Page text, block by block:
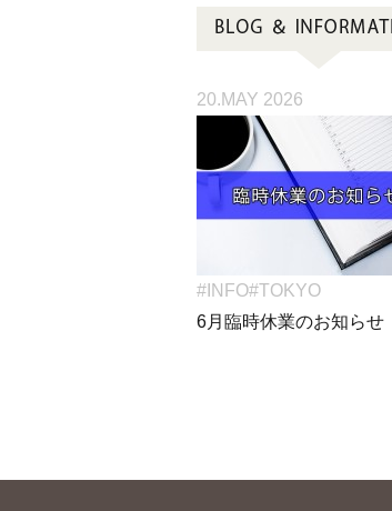
20.MAY 2026
#INFO#TOKYO
6月臨時休業のお知らせ